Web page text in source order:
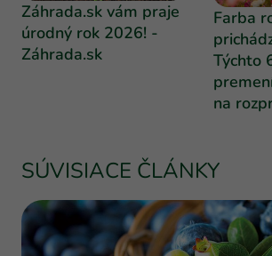
Záhrada.sk vám praje
úrodný rok 2026! -
Záhrada.sk
Farba
Týchto
na
SÚVISIACE ČLÁNKY